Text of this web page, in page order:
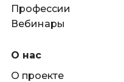
Профессии
Вебинары
О нас
О проекте